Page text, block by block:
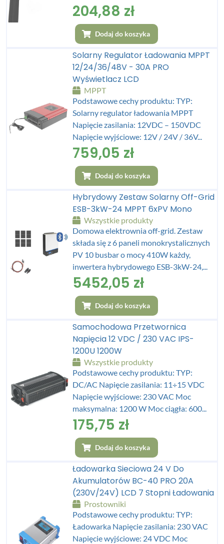
204,88 zł
Dodaj do koszyka
Solarny Regulator Ładowania MPPT
12/24/36/48V - 30A PRO
Wyświetlacz LCD
MPPT
Podstawowe cechy produktu: TYP:
Solarny regulator ładowania MPPT
Napięcie zasilania: 12VDC – 150VDC
Napięcie wyjściowe: 12V / 24V / 36V...
759,05 zł
Dodaj do koszyka
Hybrydowy Zestaw Solarny Off-Grid
ESB-3kW-24 MPPT 6xPV Mono
Wszystkie produkty
Domowa elektrownia off-grid. Zestaw
składa się z 6 paneli monokrystalicznych
PV 10 busbar o mocy 410W każdy,
inwertera hybrydowego ESB-3kW-24,...
5452,05 zł
Dodaj do koszyka
Samochodowa Przetwornica
Napięcia 12 VDC / 230 VAC IPS-
1200U 1200W
Wszystkie produkty
Podstawowe cechy produktu: TYP:
DC/AC Napięcie zasilania: 11÷15 VDC
Napięcie wyjściowe: 230 VAC Moc
maksymalna: 1200 W Moc ciągła: 600...
175,75 zł
Dodaj do koszyka
Ładowarka Sieciowa 24 V Do
Akumulatorów BC-40 PRO 20A
(230V/24V) LCD 7 Stopni Ładowania
Prostowniki
Podstawowe cechy produktu: TYP:
Ładowarka Napięcie zasilania: 230 VAC
Napięcie wyjściowe: 24 VDC Moc